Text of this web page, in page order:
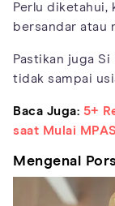
Perlu diketahui,
bersandar atau
Pastikan juga
tidak sampai
Baca Juga: 5+
saat Mulai
Mengenal